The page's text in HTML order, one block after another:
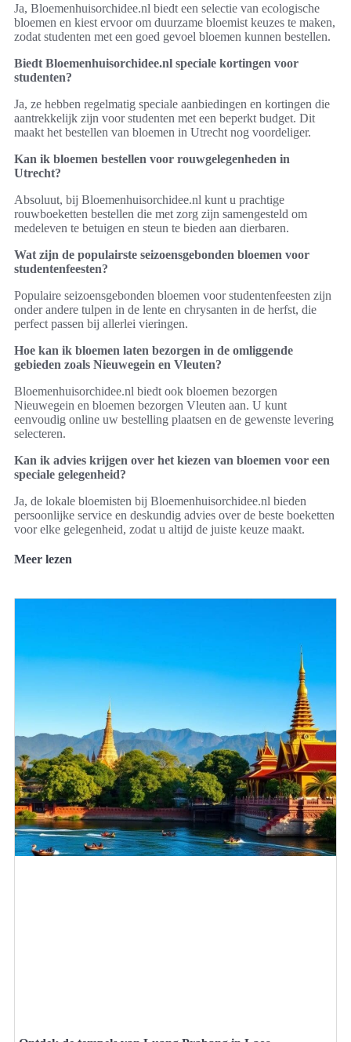
Ja, Bloemenhuisorchidee.nl biedt een selectie van ecologische
bloemen en kiest ervoor om duurzame bloemist keuzes te maken,
zodat studenten met een goed gevoel bloemen kunnen bestellen.
Biedt Bloemenhuisorchidee.nl speciale kortingen voor
studenten?
Ja, ze hebben regelmatig speciale aanbiedingen en kortingen die
aantrekkelijk zijn voor studenten met een beperkt budget. Dit
maakt het bestellen van bloemen in Utrecht nog voordeliger.
Kan ik bloemen bestellen voor rouwgelegenheden in
Utrecht?
Absoluut, bij Bloemenhuisorchidee.nl kunt u prachtige
rouwboeketten bestellen die met zorg zijn samengesteld om
medeleven te betuigen en steun te bieden aan dierbaren.
Wat zijn de populairste seizoensgebonden bloemen voor
studentenfeesten?
Populaire seizoensgebonden bloemen voor studentenfeesten zijn
onder andere tulpen in de lente en chrysanten in de herfst, die
perfect passen bij allerlei vieringen.
Hoe kan ik bloemen laten bezorgen in de omliggende
gebieden zoals Nieuwegein en Vleuten?
Bloemenhuisorchidee.nl biedt ook bloemen bezorgen
Nieuwegein en bloemen bezorgen Vleuten aan. U kunt
eenvoudig online uw bestelling plaatsen en de gewenste levering
selecteren.
Kan ik advies krijgen over het kiezen van bloemen voor een
speciale gelegenheid?
Ja, de lokale bloemisten bij Bloemenhuisorchidee.nl bieden
persoonlijke service en deskundig advies over de beste boeketten
voor elke gelegenheid, zodat u altijd de juiste keuze maakt.
Meer lezen